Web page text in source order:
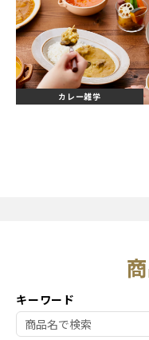
カレー雑学
キーワード